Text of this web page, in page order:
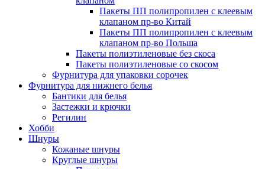
Пакеты ПП полипропилен с клеевым
клапаном пр-во Китай
Пакеты ПП полипропилен с клеевым
клапаном пр-во Польша
Пакеты полиэтиленовые без скоса
Пакеты полиэтиленовые со скосом
Фурнитура для упаковки сорочек
Фурнитура для нижнего белья
Бантики для белья
Застежки и крючки
Регилин
Хобби
Шнуры
Кожаные шнуры
Круглые шнуры